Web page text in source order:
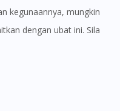
dengan ubat ini. Sila